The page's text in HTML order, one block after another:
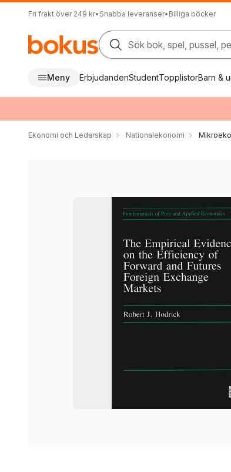
Fri frakt över 249 kr• Snabba leveranser• Billiga böcker
Sök bok, spel, pussel,
Meny ErbjudandenStudentTopplistorBarn &
Ekonomi och Ledarskap Nationalekonomi